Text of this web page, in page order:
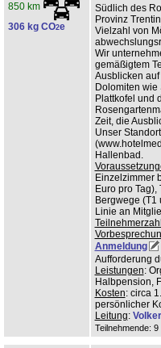
850 km
306 kg CO2e
Südlich des
Provinz
Vielzahl von
Wir
gemäßigtem
Ausblicken
Dolomiten wie
Plattkofel und
Zeit, die
Unser
Hallenbad.
Einzelzimmer
Euro pro
Bergwege (T1
Linie an
Anmeldung
Aufforderung
Leistungen:
Halbpension,
Kosten: circa
persönlicher
Leitung:
Teilnehmende: